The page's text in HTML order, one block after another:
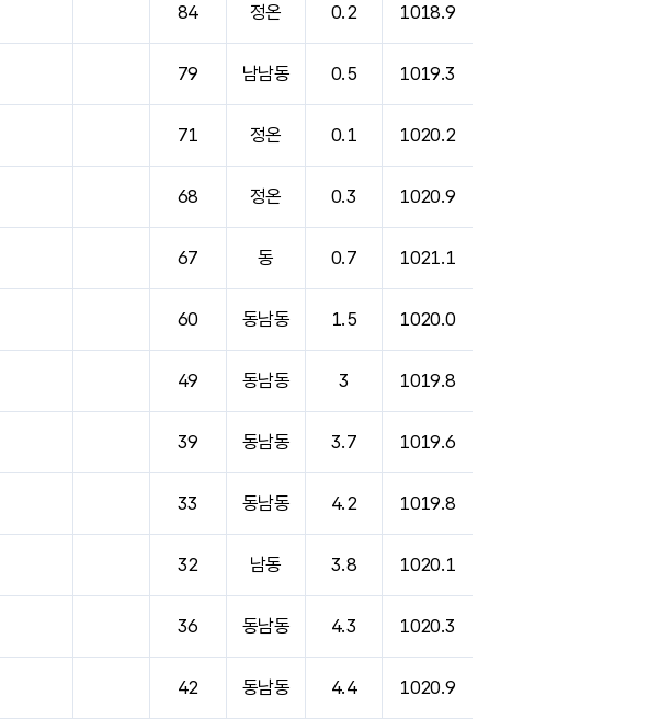
84 정온 0.2 1018.9
79 남남동 0.5 1019.3
71 정온 0.1 1020.2
68 정온 0.3 1020.9
67 동 0.7 1021.1
60 동남동 1.5 1020.0
49 동남동 3 1019.8
39 동남동 3.7 1019.6
33 동남동 4.2 1019.8
32 남동 3.8 1020.1
36 동남동 4.3 1020.3
42 동남동 4.4 1020.9